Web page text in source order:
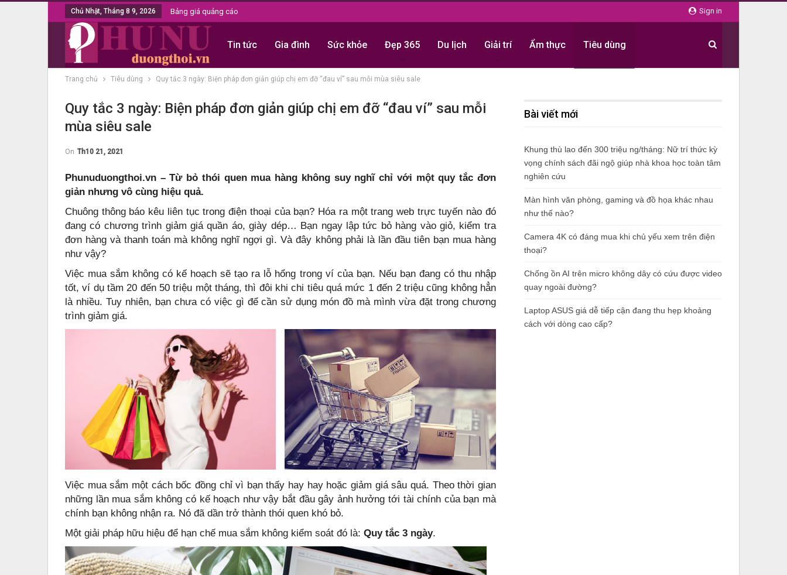
Sign in
Chủ Nhật, Tháng 8 9, 2026 Bảng giá quảng cáo
Tin tức Gia đình Sức khỏe Đẹp 365 Du lịch Giải trí Ẩm thực Tiêu dùng
Trang chủ Tiêu dùng Quy tắc 3 ngày: Biện pháp đơn giản giúp chị em đỡ “đau ví” sau mỗi mùa siêu sale
Quy tắc 3 ngày: Biện pháp đơn giản giúp chị em đỡ “đau ví” sau mỗi
mùa siêu sale
On Th10 21, 2021
Phunuduongthoi.vn – Từ bỏ thói quen mua hàng không suy nghĩ chỉ với một quy tắc đơn
giản nhưng vô cùng hiệu quả.
Chuông thông báo kêu liên tục trong điện thoại của bạn? Hóa ra một trang web trực tuyến nào đó
đang có chương trình giảm giá quần áo, giày dép… Bạn ngay lập tức bỏ hàng vào giỏ, kiểm tra
đơn hàng và thanh toán mà không nghĩ ngợi gì. Và đây không phải là lần đầu tiên bạn mua hàng
như vậy?
Việc mua sắm không có kế hoạch sẽ tạo ra lỗ hổng trong ví của bạn. Nếu bạn đang có thu nhập
tốt, ví dụ tầm 20 đến 50 triệu một tháng, thì đôi khi chi tiêu quá mức 1 đến 2 triệu cũng không hẳn
là nhiều. Tuy nhiên, bạn chưa có việc gì để cần sử dụng món đồ mà mình vừa đặt trong chương
trình giảm giá.
Việc mua sắm một cách bốc đồng chỉ vì bạn thấy hay hay hoặc giảm giá sâu quá. Theo thời gian
những lần mua sắm không có kế hoạch như vậy bắt đầu gây ảnh hưởng tới tài chính của bạn mà
chính bạn không nhận ra. Nó đã dần trở thành thói quen khó bỏ.
Một giải pháp hữu hiệu để hạn chế mua sắm không kiểm soát đó là: Quy tắc 3 ngày.
Bài viết mới
Khung thù lao đến 300 triệu ng/tháng: Nữ trí thức kỳ
vọng chính sách đãi ngộ giúp nhà khoa học toàn tâm
nghiên cứu
Màn hình văn phòng, gaming và đồ họa khác nhau
như thế nào?
Camera 4K có đáng mua khi chủ yếu xem trên điện
thoại?
Chống ồn AI trên micro không dây có cứu được video
quay ngoài đường?
Laptop ASUS giá dễ tiếp cận đang thu hẹp khoảng
cách với dòng cao cấp?